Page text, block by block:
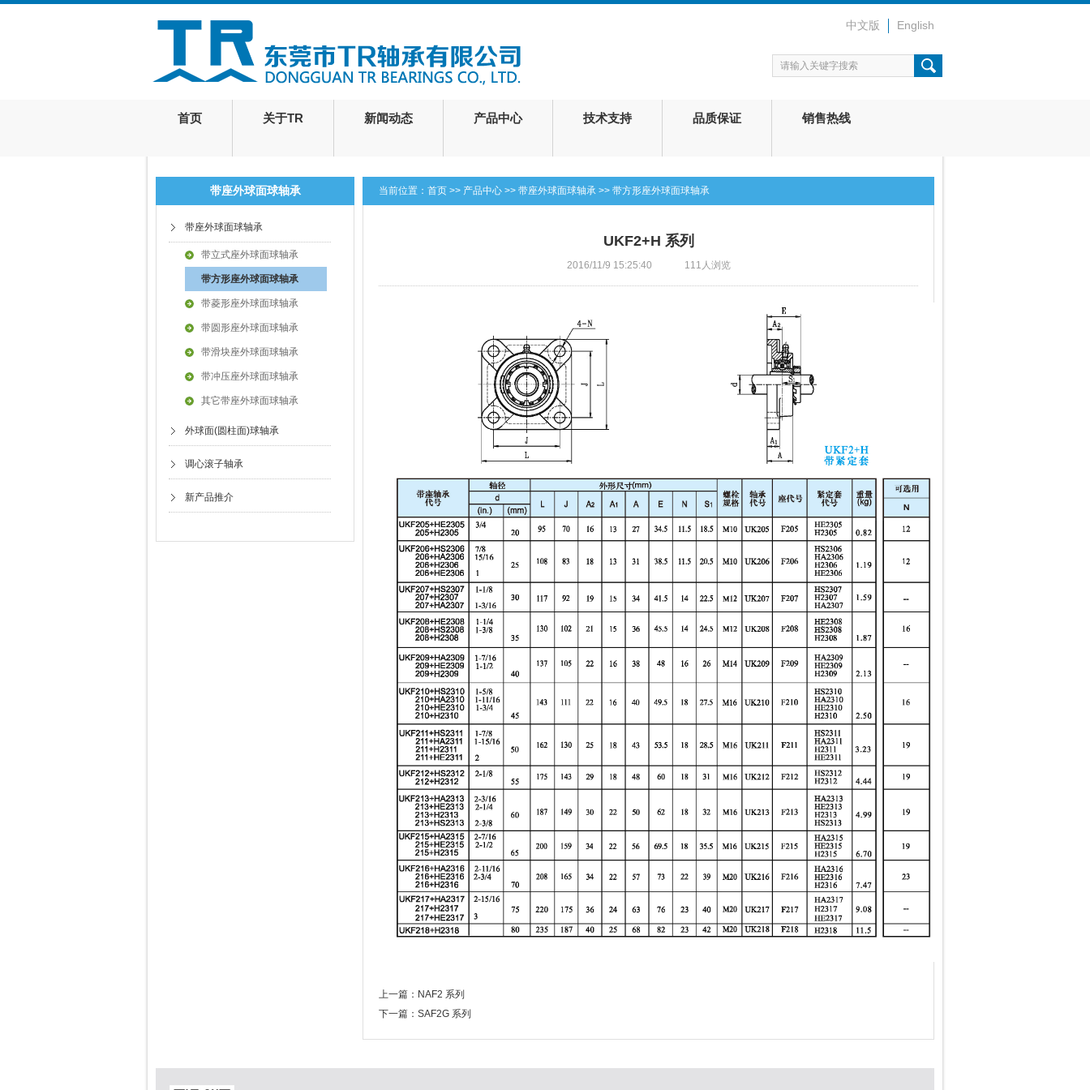
中文版 English
首页 关于TR 新闻动态 产品中心 技术支持 品质保证 销售热线
带座外球面球轴承
带座外球面球轴承
带立式座外球面球轴承
带方形座外球面球轴承
带菱形座外球面球轴承
带圆形座外球面球轴承
带滑块座外球面球轴承
带冲压座外球面球轴承
其它带座外球面球轴承
外球面(圆柱面)球轴承
调心滚子轴承
新产品推介
当前位置： 首页 >> 产品中心 >> 带座外球面球轴承 >> 带方形座外球面球轴承
UKF2+H 系列
2016/11/9 15:25:40 111人浏览
上一篇： NAF2 系列
下一篇： SAF2G 系列